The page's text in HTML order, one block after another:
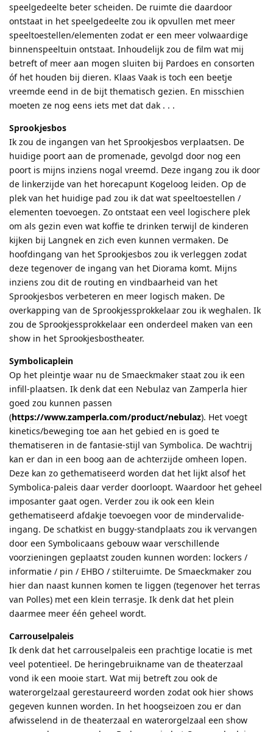
speelgedeelte beter scheiden. De ruimte die daardoor
ontstaat in het speelgedeelte zou ik opvullen met meer
speeltoestellen/elementen zodat er een meer volwaardige
binnenspeeltuin ontstaat. Inhoudelijk zou de film wat mij
betreft of meer aan mogen sluiten bij Pardoes en consorten
óf het houden bij dieren. Klaas Vaak is toch een beetje
vreemde eend in de bijt thematisch gezien. En misschien
moeten ze nog eens iets met dat dak . . .
Sprookjesbos
Ik zou de ingangen van het Sprookjesbos verplaatsen. De
huidige poort aan de promenade, gevolgd door nog een
poort is mijns inziens nogal vreemd. Deze ingang zou ik door
de linkerzijde van het horecapunt Kogeloog leiden. Op de
plek van het huidige pad zou ik dat wat speeltoestellen /
elementen toevoegen. Zo ontstaat een veel logischere plek
om als gezin even wat koffie te drinken terwijl de kinderen
kijken bij Langnek en zich even kunnen vermaken. De
hoofdingang van het Sprookjesbos zou ik verleggen zodat
deze tegenover de ingang van het Diorama komt. Mijns
inziens zou dit de routing en vindbaarheid van het
Sprookjesbos verbeteren en meer logisch maken. De
overkapping van de Sprookjessprokkelaar zou ik weghalen. Ik
zou de Sprookjessprokkelaar een onderdeel maken van een
show in het Sprookjesbostheater.
Symbolicaplein
Op het pleintje waar nu de Smaeckmaker staat zou ik een
infill-plaatsen. Ik denk dat een Nebulaz van Zamperla hier
goed zou kunnen passen
(https://www.zamperla.com/product/nebulaz). Het voegt
kinetics/beweging toe aan het gebied en is goed te
thematiseren in de fantasie-stijl van Symbolica. De wachtrij
kan er dan in een boog aan de achterzijde omheen lopen.
Deze kan zo gethematiseerd worden dat het lijkt alsof het
Symbolica-paleis daar verder doorloopt. Waardoor het geheel
imposanter gaat ogen. Verder zou ik ook een klein
gethematiseerd afdakje toevoegen voor de mindervalide-
ingang. De schatkist en buggy-standplaats zou ik vervangen
door een Symbolicaans gebouw waar verschillende
voorzieningen geplaatst zouden kunnen worden: lockers /
informatie / pin / EHBO / stilteruimte. De Smaeckmaker zou
hier dan naast kunnen komen te liggen (tegenover het terras
van Polles) met een klein terrasje. Ik denk dat het plein
daarmee meer één geheel wordt.
Carrouselpaleis
Ik denk dat het carrouselpaleis een prachtige locatie is met
veel potentieel. De heringebruikname van de theaterzaal
vond ik een mooie start. Wat mij betreft zou ook de
waterorgelzaal gerestaureerd worden zodat ook hier shows
gegeven kunnen worden. In het hoogseizoen zou er dan
afwisselend in de theaterzaal en waterorgelzaal een show